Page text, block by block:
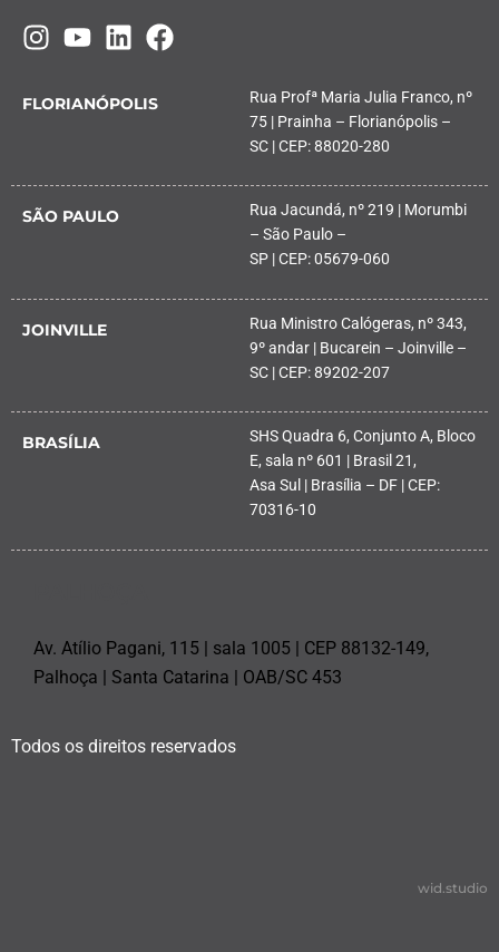
FLORIANÓPOLIS
Rua Profª Maria Julia Franco, nº
75 | Prainha – Florianópolis –
SC | CEP: 88020-280
SÃO PAULO
Rua Jacundá, nº 219 | Morumbi
– São Paulo –
SP | CEP: 05679-060
JOINVILLE
Rua Ministro Calógeras, nº 343,
9º andar | Bucarein – Joinville –
SC | CEP: 89202-207
BRASÍLIA
SHS Quadra 6, Conjunto A, Bloco
E, sala nº 601 | Brasil 21,
Asa Sul | Brasília – DF | CEP:
70316-10
Av. Atílio Pagani, 115 | sala 1005 | CEP 88132-149,
Palhoça | Santa Catarina | OAB/SC 453
Todos os direitos reservados
wid.studio